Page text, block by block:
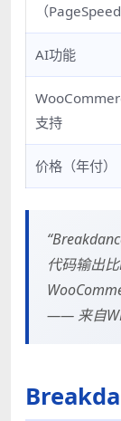
（PageSpeed
AI功能
支持
价格（年付）
代码输出
—— 来自